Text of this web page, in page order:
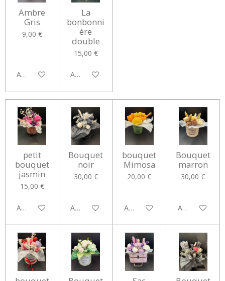
Ambre
Gris
9,00 €
Ajouter au panier
La
bonbonni
ère
double
15,00 €
Ajouter au panier
petit
bouquet
jasmin
15,00 €
Ajouter au panier
Bouquet
noir
30,00 €
Ajouter au panier
bouquet
Mimosa
20,00 €
Ajouter au panier
Bouquet
marron
30,00 €
Ajouter au